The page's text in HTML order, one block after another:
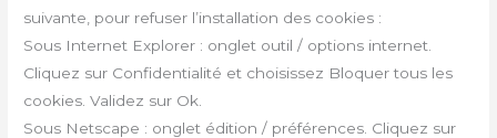
suivante, pour refuser l’installation des cookies :
Sous Internet Explorer : onglet outil / options internet.
Cliquez sur Confidentialité et choisissez Bloquer tous les
cookies. Validez sur Ok.
Sous Netscape : onglet édition / préférences. Cliquez sur